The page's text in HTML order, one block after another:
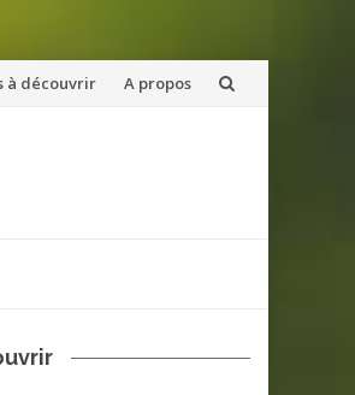
à découvrir A propos